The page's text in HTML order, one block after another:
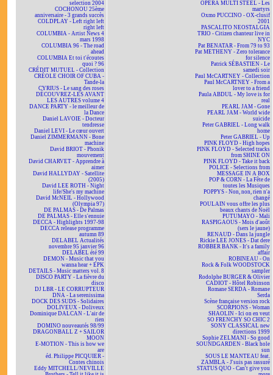
selection 2004
COCHONOU 25ème
anniversaire - 3 grands succès
COLDPLAY - Left right left
right left
COLUMBIA - Artist News 4
mars 1998
COLUMBIA 96 - The road
ahead
COLUMBIA Et toi t'écoutes
quoi ? 96
CRÉDIT MUTUEL - Collection
CRÉOLE CHOIR OF CUBA -
Tande-la
CYRIUS - Le sang des roses
DÉCOUVREZ-LES AVANT
LES AUTRES volume 4
DANCE PARTY - le meilleur de
la Dance
Daniel LAVOIE - Docteur
tendresse
Daniel LEVI - Le cœur ouvert
Daniel ZIMMERMANN - Bone
machine
David BRIOT - Phonik
mouvement
David CHARVET - Apprendre à
aimer
David HALLYDAY - Satellite
(2005)
David LEE ROTH - Night
life/She's my machine
David McNEIL - Hollywood
(Olympia 97)
DE PALMAS - De Palmas
DE PALMAS - Elle s'ennuie
DECCA - Highlights 1997-98
DECCA release programme
autumn 89
DELABEL Actualités
novembre 95 janvier 96
DELABEL été 99
DEMON - Music that you
wanna hear + EPK
DETAILS - Music matters vol. 8
DISCO PARTY - La fièvre du
disco
DJ LBR - LE CORRUPTEUR
DNA - La serenissima
DOCK DES SUDS - Solidaires
DOLIVEUX - Doliveux
Dominique DALCAN - L'air de
rien
DOMINO nouveautés 98/99
DRAGONBALL Z + SAILOR
MOON
E-MOTION - This is how we
are
éd. Philippe PICQUIER -
Contes chinois
Eddy MITCHELL/NEVILLE
OPÉRA MULTI STEEL - Les
martyrs
Oxmo PUCCINO - OX-clusif
2001
PASCALITO NEOSTALGIA
TRIO - Citizen chanteur live in
NYC
Pat BENATAR - From 79 to 93
Pat METHENY - Zero tolerance
for silence
Patrick SÉBASTIEN - Le
samedi soir
Paul McCARTNEY - Collection
Paul McCARTNEY - From a
lover to a friend
Paula ABDUL - My love is for
real
PEARL JAM - Gone
PEARL JAM - World wide
suicide
Peter GABRIEL - Long walk
home
Peter GABRIEL - Up
PINK FLOYD - High hopes
PINK FLOYD - Selected tracks
from SHINE ON
PINK FLOYD - Take it back
POLICE - Selections from
MESSAGE IN A BOX
POP & CORN - La Fête de
toutes les Musiques
POPPYS - Non, non, rien n'a
changé
POULAIN vous offre les plus
beaux chants de Noël
PUTUMAYO - Mali
RASPIGAOUS - Mois d'août
(sers le jaune)
RENAUD - Dans la jungle
Rickie LEE JONES - Dat dere
ROBBER BANK - It's a family
affair
ROBINEAU - On
Rock & Folk WOODSTOCK
sampler
Rodolphe BURGER & Olivier
CADIOT - Hôtel Robinson
Romane SERDA - Romane
Serda
Scène française version rock
SCORPIONS - Woman
SHAOLIN - Ici on en veut
SO FRENCHY SO CHIC 2
SONY CLASSICAL new
directions 1999
Sophie ZELMANI - So good
SOUNDGARDEN - Black hole
sun
SOUS LE MANTEAU feat.
ZAMBLA - J'suis pas rassuré
STATUS QUO - Can't give you